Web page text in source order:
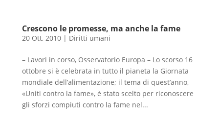
Crescono le promesse, ma anche la fame
20 Ott, 2010| Diritti umani
– Lavori in corso, Osservatorio Europa – Lo scorso 16
ottobre si è celebrata in tutto il pianeta la Giornata
mondiale dell’alimentazione; il tema di quest’anno,
«Uniti contro la fame», è stato scelto per riconoscere
gli sforzi compiuti contro la fame nel...